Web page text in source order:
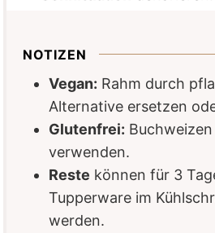
NOTIZEN
Vegan: Rahm durch
Alternative ersetzen
Glutenfrei:
verwenden.
Reste können für 3
Tupperware im
werden.